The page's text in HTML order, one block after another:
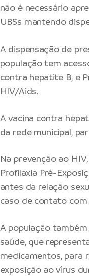
não é necessário
UBSs mantendo
A dispensação de
população tem
contra hepatite B, e
HIV/Aids.
A vacina contra
da rede municipal,
Na prevenção ao
Profilaxia Pré-
antes da relação
caso de contato com
A população também
saúde, que
medicamentos, para
exposição ao vírus